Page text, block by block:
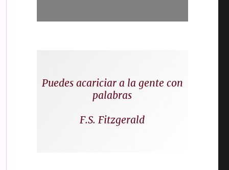
Puedes acariciar a la gente con
palabras
F.S. Fitzgerald